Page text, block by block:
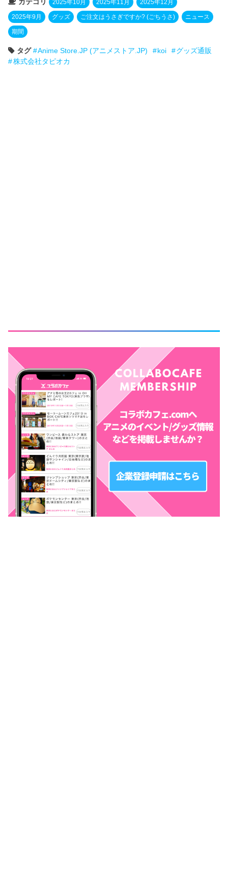
2025年10月 2025年11月 2025年12月
2025年9月 グッズ ご注文はうさぎですか? (ごちうさ) ニュース
期間
タグ Anime Store.JP (アニメストア.JP) koi
グッズ通販
株式会社タピオカ